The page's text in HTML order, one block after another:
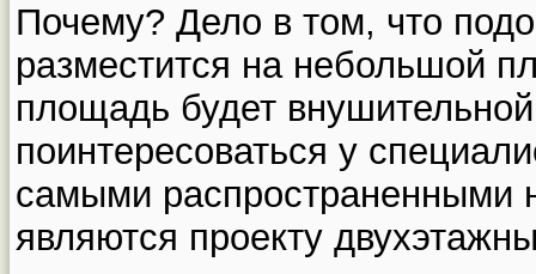
Почему? Дело в том, что
разместится на небольшой
площадь будет
поинтересоваться у
самыми распространенными
являются проекту